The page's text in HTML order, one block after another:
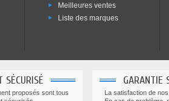
Meilleures ventes
Liste des marques
SÉCURISÉ
proposés sont tous
GARANTIE
La satisfaction de